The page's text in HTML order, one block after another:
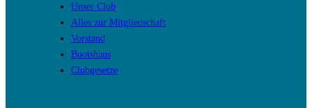
Unser Club
Alles zur Mitgliedschaft
Vorstand
Bootshaus
Clubgesetze